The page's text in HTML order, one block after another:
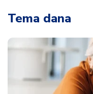
Tema dana